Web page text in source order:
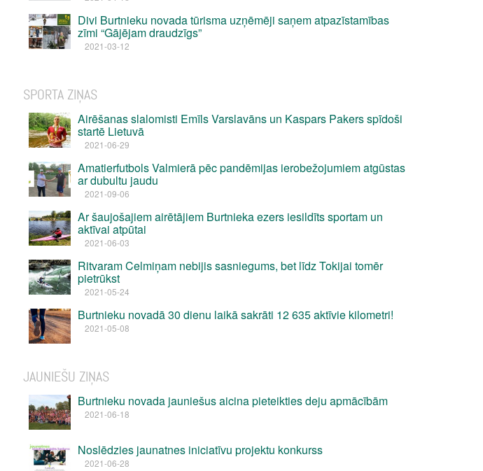
Divi Burtnieku novada tūrisma uzņēmēji saņem atpazīstamības
zīmi “Gājējam draudzīgs”
2021-03-12
SPORTA ZIŅAS
Airēšanas slalomisti Emīls Varslavāns un Kaspars Pakers spīdoši
startē Lietuvā
2021-06-29
Amatierfutbols Valmierā pēc pandēmijas ierobežojumiem atgūstas
ar dubultu jaudu
2021-09-06
Ar šaujošajiem airētājiem Burtnieka ezers iesildīts sportam un
aktīvai atpūtai
2021-06-03
Ritvaram Celmiņam nebijis sasniegums, bet līdz Tokijai tomēr
pietrūkst
2021-05-24
Burtnieku novadā 30 dienu laikā sakrāti 12 635 aktīvie kilometri!
2021-05-08
JAUNIEŠU ZIŅAS
Burtnieku novada jauniešus aicina pieteikties deju apmācībām
2021-06-18
Noslēdzies jaunatnes iniciatīvu projektu konkurss
2021-06-28